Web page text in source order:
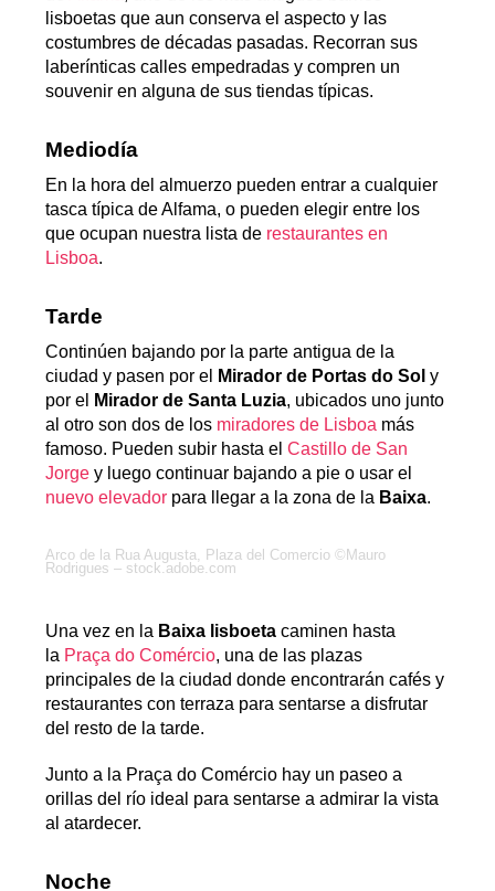
lisboetas que aun conserva el aspecto y las
costumbres de décadas pasadas. Recorran sus
laberínticas calles empedradas y compren un
souvenir en alguna de sus tiendas típicas.
Mediodía
En la hora del almuerzo pueden entrar a cualquier
tasca típica de Alfama, o pueden elegir entre los
que ocupan nuestra lista de restaurantes en
Lisboa.
Tarde
Continúen bajando por la parte antigua de la
ciudad y pasen por el
Mirador de Portas do Sol y
por el
Mirador de Santa Luzia, ubicados uno junto
al otro son dos de los miradores de Lisboa más
famoso. Pueden subir hasta elCastillo de San
Jorge y luego continuar bajando a pie o usar el
nuevo elevador para llegar a la zona de la Baixa.
Arco de la Rua Augusta, Plaza del Comercio ©Mauro
Rodrigues – stock.adobe.com
Una vez en la Baixa lisboeta caminen hasta
la Praça do Comércio, una de las plazas
principales de la ciudad donde encontrarán cafés y
restaurantes con terraza para sentarse a disfrutar
del resto de la tarde.
Junto a la Praça do Comércio hay un paseo a
orillas del río ideal para sentarse a admirar la vista
al atardecer.
Noche